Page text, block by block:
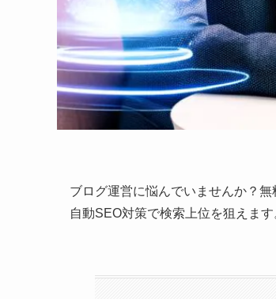
ブログ運営に悩んでいませんか？
自動SEO対策で検索上位を狙えま